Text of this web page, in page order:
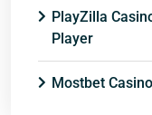
PlayZilla
Player
Mostbet